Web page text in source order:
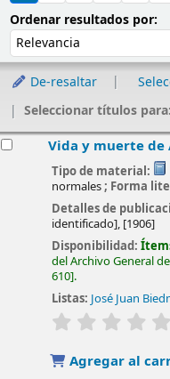
Ordenar resultados por:
De-resaltar
Seleccionar títulos para:
Vida y muerte de
Tipo de material:
normales; Forma
Detalles de
identificado], [1906]
Disponibilidad:
del Archivo General
610 .
Listas: José Juan
valoración
Agregar al